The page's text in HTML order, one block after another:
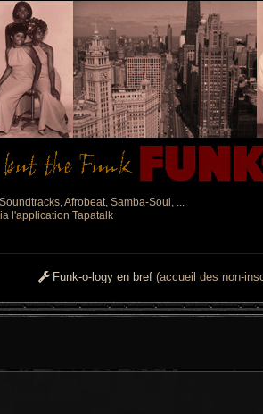
Afrobeat, Samba-Soul, ...
l'application Tapatalk
Funk-o-logy en bref (accueil des non-